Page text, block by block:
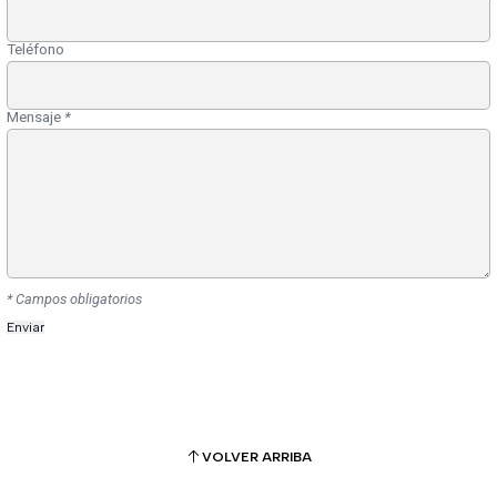
Teléfono
Mensaje *
* Campos obligatorios
VOLVER ARRIBA